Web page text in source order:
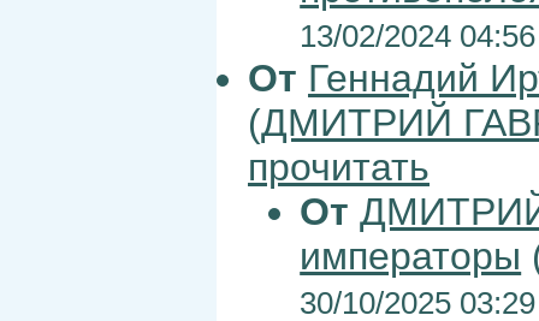
13/02/2024 04:56
От Геннадий
(ДМИТРИЙ
прочитать
От
императоры
30/10/2025 03:29